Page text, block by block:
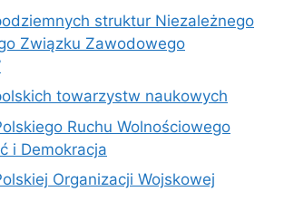
struktur Niezależnego
Związku Zawodowego
towarzystw naukowych
Ruchu Wolnościowego
i Demokracja
Organizacji Wojskowej